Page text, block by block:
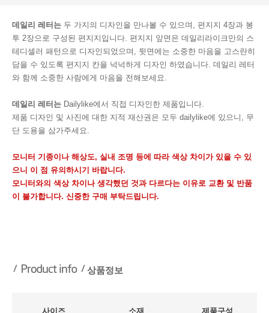
데일리 레터는 두 가지의 디자인을 만나볼 수 있으며, 편지지 4장과 봉
투 2장으로 구성된 편지지입니다. 편지지 앞면은 데일리라이크만의 스
테디셀러 패턴으로 디자인되었으며, 뒷면에는 소중한 마음을 고스란히
담을 수 있도록 편지지 칸을 넉넉하게 디자인 하였습니다. 데일리 레터
와 함께 소중한 사람에게 마음을 전해보세요.
데일리 레터는 Dailylike에서 직접 디자인한 제품입니다.
제품 디자인 및 사진에 대한 지적 재산권은 모두 dailylike에 있으니, 무
단 도용을 삼가주세요.
모니터 기종이나 해상도, 실내 조명 등에 따라 색상 차이가 있을 수 있
으니 이 점 유의하시기 바랍니다.
모니터와의 색상 차이나 생각했던 것과 다르다는 이유로 교환 및 반품
이 불가합니다. 신중한 구매 부탁드립니다.
상품정보
사이즈 소재 제품구성